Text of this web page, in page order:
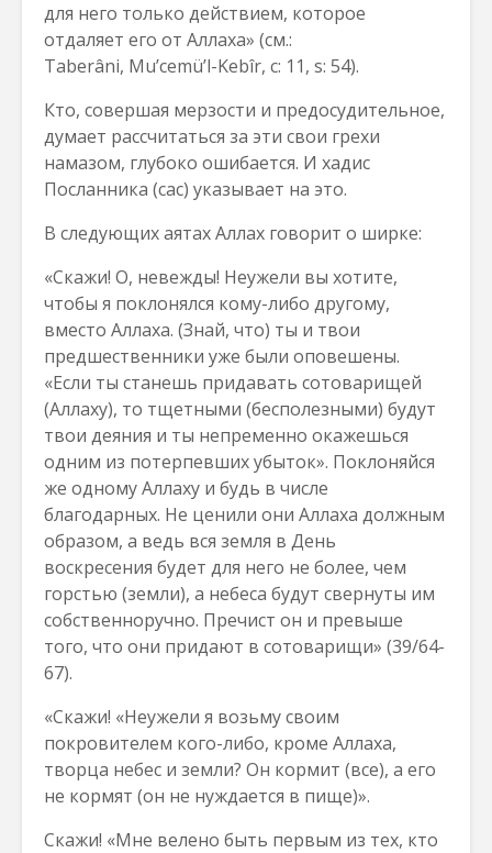
для него только действием, которое
отдаляет его от Аллаха» (см.:
Taberâni, Mu’cemü’l-Kebîr, c: 11, s: 54).
Кто, совершая мерзости и предосудительное,
думает рассчитаться за эти свои грехи
намазом, глубоко ошибается. И хадис
Посланника (сас) указывает на это.
В следующих аятах Аллах говорит о ширке:
«Скажи! О, невежды! Неужели вы хотите,
чтобы я поклонялся кому-либо другому,
вместо Аллаха. (Знай, что) ты и твои
предшественники уже были оповешены.
«Если ты станешь придавать сотоварищей
(Аллаху), то тщетными (бесполезными) будут
твои деяния и ты непременно окажешься
одним из потерпевших убыток». Поклоняйся
же одному Аллаху и будь в числе
благодарных. Не ценили они Аллаха должным
образом, а ведь вся земля в День
воскресения будет для него не более, чем
горстью (земли), а небеса будут свернуты им
собственноручно. Пречист он и превыше
того, что они придают в сотоварищи» (39/64-
67).
«Скажи! «Неужели я возьму своим
покровителем кого-либо, кроме Аллаха,
творца небес и земли? Он кормит (все), а его
не кормят (он не нуждается в пище)».
Скажи! «Мне велено быть первым из тех, кто